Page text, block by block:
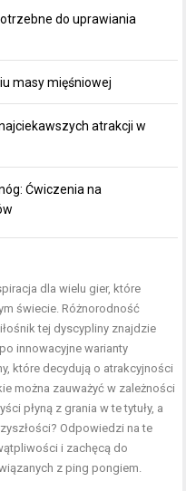
do uprawiania
masy mięśniowej
atrakcji w
Ćwiczenia na
dla wielu gier, które
świecie. Różnorodność
tej dyscypliny znajdzie
innowacyjne warianty
które decydują o atrakcyjności
można zauważyć w zależności
płyną z grania w te tytuły, a
Odpowiedzi na te
i zachęcą do
z ping pongiem.